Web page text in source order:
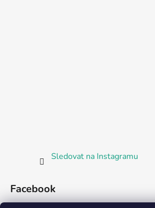
Sledovat na Instagramu
Facebook